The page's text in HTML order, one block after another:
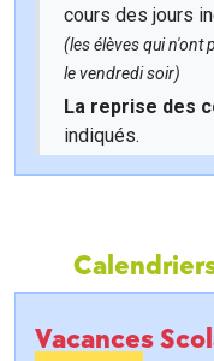
cours des jours
(les élèves qui n'ont
le vendredi soir)
La reprise des
indiqués.
Vacances